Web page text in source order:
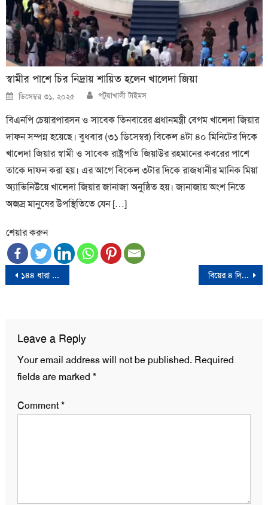
স্বামীর পাশে চির নিদ্রায় শায়িত হলেন খালেদা জিয়া
Posted
on
ডিসেম্বর ৩১, ২০২৫ Author
পটুয়াখালী টাইমস
বিএনপি চেয়ারপারসন ও সাবেক তিনবারের প্রধানমন্ত্রী বেগম খালেদা জিয়ার
দাফন সম্পন্ন হয়েছে। বুধবার (৩১ ডিসেম্বর) বিকেল ৪টা ৪০ মিনিটের দিকে
খালেদা জিয়ার স্বামী ও সাবেক রাষ্ট্রপতি জিয়াউর রহমানের কবরের পাশে
তাকে দাফন করা হয়। এর আগে বিকেল ৩টার দিকে রাজধানীর মানিক মিয়া
অ্যাভিনিউয়ে খালেদা জিয়ার জানাজা অনুষ্ঠিত হয়। জানাজায় অংশ নিতে
অজস্র মানুষের উপস্থিতিতে যেন […]
শেয়ার করুন
Post
১৪৪ ধারা ভেঙ্গে ভারতের সুবিধাবঞ্চিত কৃষকদের দিল্লিযাত্রা বিয়ের ৪ দিনের মাথায় নববধূকে গলা কেটে হত্যা
Leave a Reply
Your email address will not be published. Required
fields are marked *
Comment*